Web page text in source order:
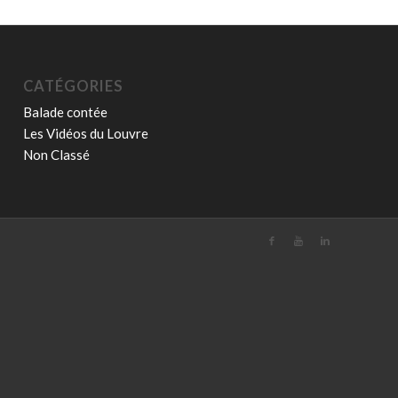
CATÉGORIES
Balade contée
Les Vidéos du Louvre
Non Classé